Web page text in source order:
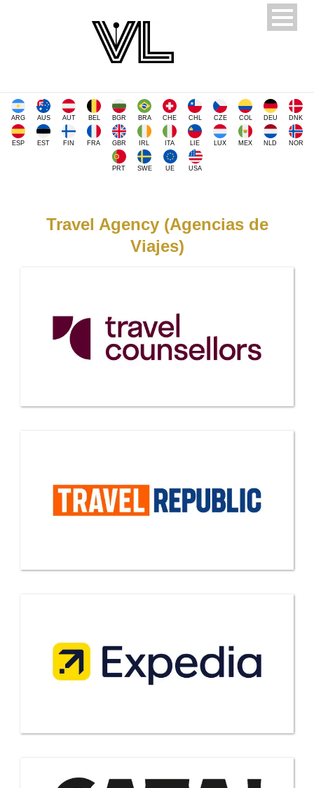
ARG AUS AUT BEL BGR BRA CHE CHL CZE COL DEU DNK
ESP EST FIN FRA GBR IRL ITA LIE LUX MEX NLD NOR
PRT SWE UE USA
Travel Agency (Agencias de
Viajes)